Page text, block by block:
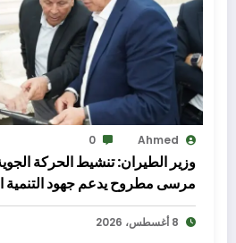
Ahmed
0
وزير الطيران: تنشيط الحركة
مرسى مطروح يدعم جهود التنمية
8 أغسطس، 2026